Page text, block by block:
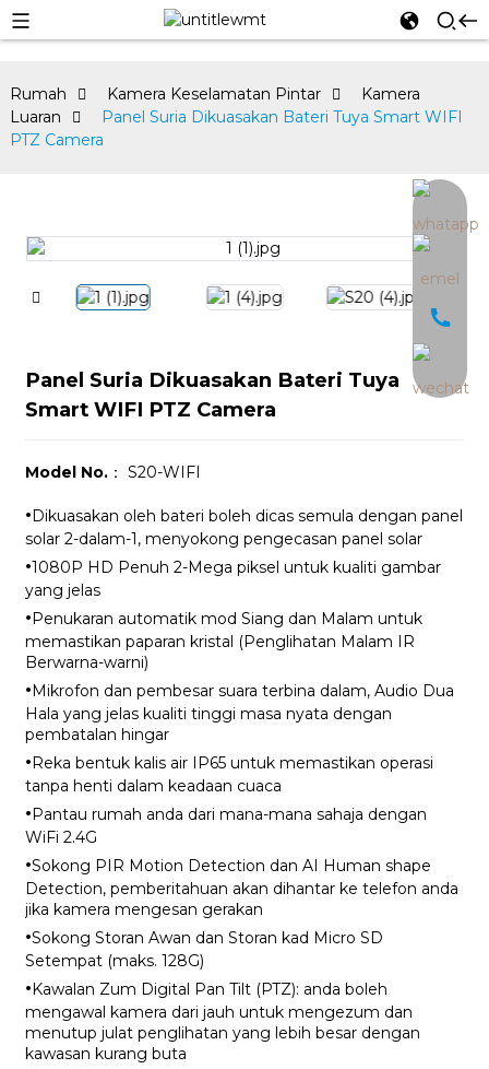
Rumah Kamera Keselamatan Pintar
Kamera
Luaran
Panel Suria Dikuasakan Bateri Tuya Smart WIFI
PTZ Camera
Panel Suria Dikuasakan Bateri Tuya
Smart WIFI PTZ Camera
Model No.： S20-WIFI
·Dikuasakan oleh bateri boleh dicas semula dengan panel
solar 2-dalam-1, menyokong pengecasan panel solar
·1080P HD Penuh 2-Mega piksel untuk kualiti gambar
yang jelas
·Penukaran automatik mod Siang dan Malam untuk
memastikan paparan kristal (Penglihatan Malam IR
Berwarna-warni)
·Mikrofon dan pembesar suara terbina dalam, Audio Dua
Hala yang jelas kualiti tinggi masa nyata dengan
pembatalan hingar
·Reka bentuk kalis air IP65 untuk memastikan operasi
tanpa henti dalam keadaan cuaca
·Pantau rumah anda dari mana-mana sahaja dengan
WiFi 2.4G
·Sokong PIR Motion Detection dan AI Human shape
Detection, pemberitahuan akan dihantar ke telefon anda
jika kamera mengesan gerakan
·Sokong Storan Awan dan Storan kad Micro SD
Setempat (maks. 128G)
·Kawalan Zum Digital Pan Tilt (PTZ): anda boleh
mengawal kamera dari jauh untuk mengezum dan
menutup julat penglihatan yang lebih besar dengan
kawasan kurang buta